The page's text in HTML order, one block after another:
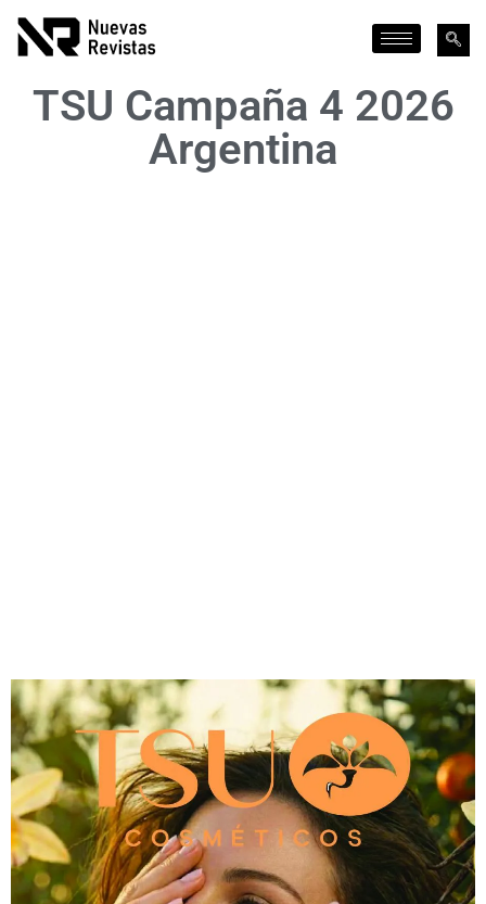
TSU Campaña 4 2026
Argentina